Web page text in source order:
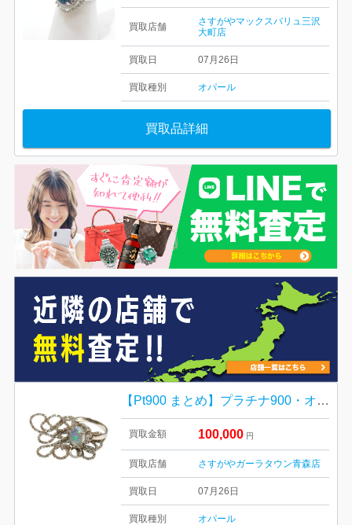
買取店舗
さすがやマックスバリュ三沢
大町店
買取日 07月26日
買取種別 オパール
買取品詳細
【Pt900 まとめ】プラチナ900・オパール・ネックレス・リング・指輪・貴金属・アクセサリー
買取金額 100,000 円
買取店舗 さすがやガーラタウン青森店
買取日 07月26日
買取種別 オパール